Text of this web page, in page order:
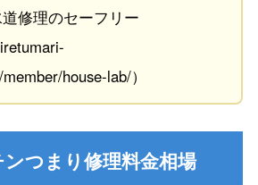
修理のセーフリー
house-lab/）
つまり修理料金相場